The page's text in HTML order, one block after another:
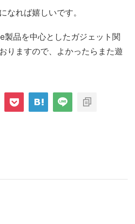
なれば嬉しいです。
製品を中心としたガジェット関
りますので、よかったらまた遊